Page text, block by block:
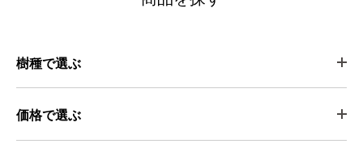
樹種で選ぶ
価格で選ぶ